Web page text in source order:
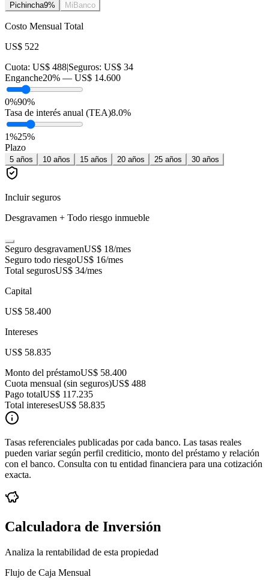
Pichincha9% MiBanco
Costo Mensual Total
US$ 522
Cuota: US$ 488|Seguros: US$ 34
Enganche20% — US$ 14.600
0%90%
Tasa de interés anual (TEA)8.0%
1%25%
Plazo
5 años 10 años 15 años 20 años 25 años 30 años
Incluir seguros
Desgravamen + Todo riesgo inmueble
Seguro desgravamenUS$ 18/mes
Seguro todo riesgoUS$ 16/mes
Total segurosUS$ 34/mes
Capital
US$ 58.400
Intereses
US$ 58.835
Monto del préstamoUS$ 58.400
Cuota mensual (sin seguros)US$ 488
Pago totalUS$ 117.235
Total interesesUS$ 58.835
Tasas referenciales publicadas por cada banco. Las tasas reales
pueden variar según perfil crediticio, monto del préstamo y relación
con el banco. Consulta con tu entidad financiera para una cotización
exacta.
Calculadora de Inversión
Analiza la rentabilidad de esta propiedad
Flujo de Caja Mensual